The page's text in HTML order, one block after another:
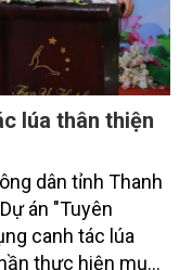
lúa thân thiện
dân tỉnh Thanh
án "Tuyên
canh tác lúa
thực hiện mục